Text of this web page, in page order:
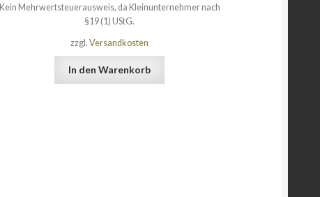
Kein Mehrwertsteuerausweis, da Kleinunternehmer nach
§19 (1) UStG.
zzgl.Versandkosten
In den Warenkorb